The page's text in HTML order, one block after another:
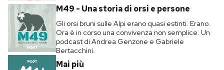
M49 - Una storia di orsi e persone
Gli orsi bruni sulle Alpi erano quasi estinti. Erano.
Ora è in corso una convivenza non semplice. Un
podcast di Andrea Genzone e Gabriele
Bertacchini.
Mai più